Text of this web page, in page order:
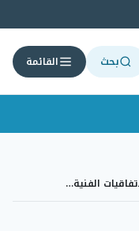
بحث القائمة
الفنية…